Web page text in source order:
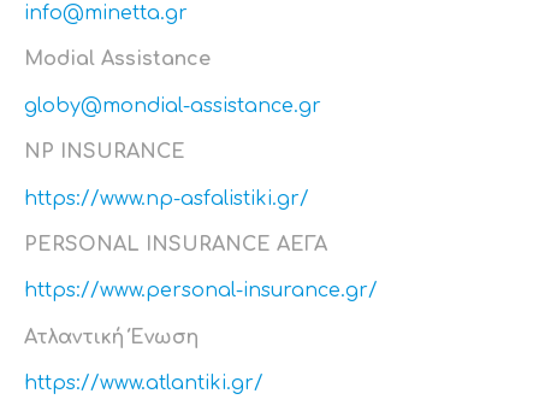
info@minetta.gr
Modial Assistance
globy@mondial-assistance.gr
NP INSURANCE
https://www.np-asfalistiki.gr/
PERSONAL INSURANCE ΑΕΓΑ
https://www.personal-insurance.gr/
Ατλαντική Ένωση
https://www.atlantiki.gr/